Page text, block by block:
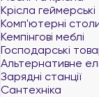
Крісла геймерські
Комп'ютерні
Кемпінгові меблі
Господарські
Альтернативне
Зарядні станції
Сантехніка